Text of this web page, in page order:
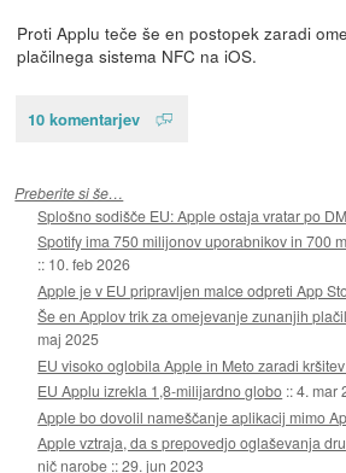
Proti Applu teče še en postopek zaradi
plačilnega sistema NFC na iOS.
10 komentarjev
Preberite si še…
Splošno sodišče EU: Apple ostaja vratar po
Spotify ima 750 milijonov uporabnikov in 700
:: 10. feb 2026
Apple je v EU pripravljen malce odpreti App
Še en Applov trik za omejevanje zunanjih
maj 2025
EU visoko oglobila Apple in Meto zaradi
EU Applu izrekla 1,8-milijardno globo ::4. mar
Apple bo dovolil nameščanje aplikacij mimo
Apple vztraja, da s prepovedjo oglaševanja
nič narobe ::29. jun 2023